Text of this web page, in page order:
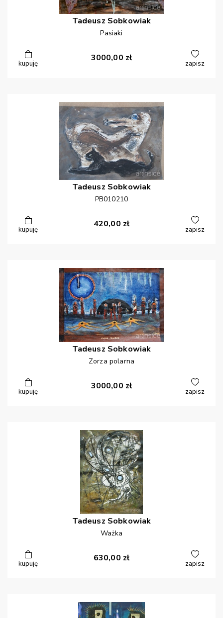
Tadeusz Sobkowiak
Pasiaki
kupuję
3000,00 zł
zapisz
Tadeusz Sobkowiak
PB010210
kupuję
420,00 zł
zapisz
Tadeusz Sobkowiak
Zorza polarna
kupuję
3000,00 zł
zapisz
Tadeusz Sobkowiak
Ważka
kupuję
630,00 zł
zapisz